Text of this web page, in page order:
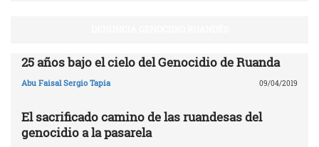
25 años bajo el cielo del Genocidio de Ruanda
Abu Faisal Sergio Tapia 09/04/2019
El sacrificado camino de las ruandesas del
genocidio a la pasarela